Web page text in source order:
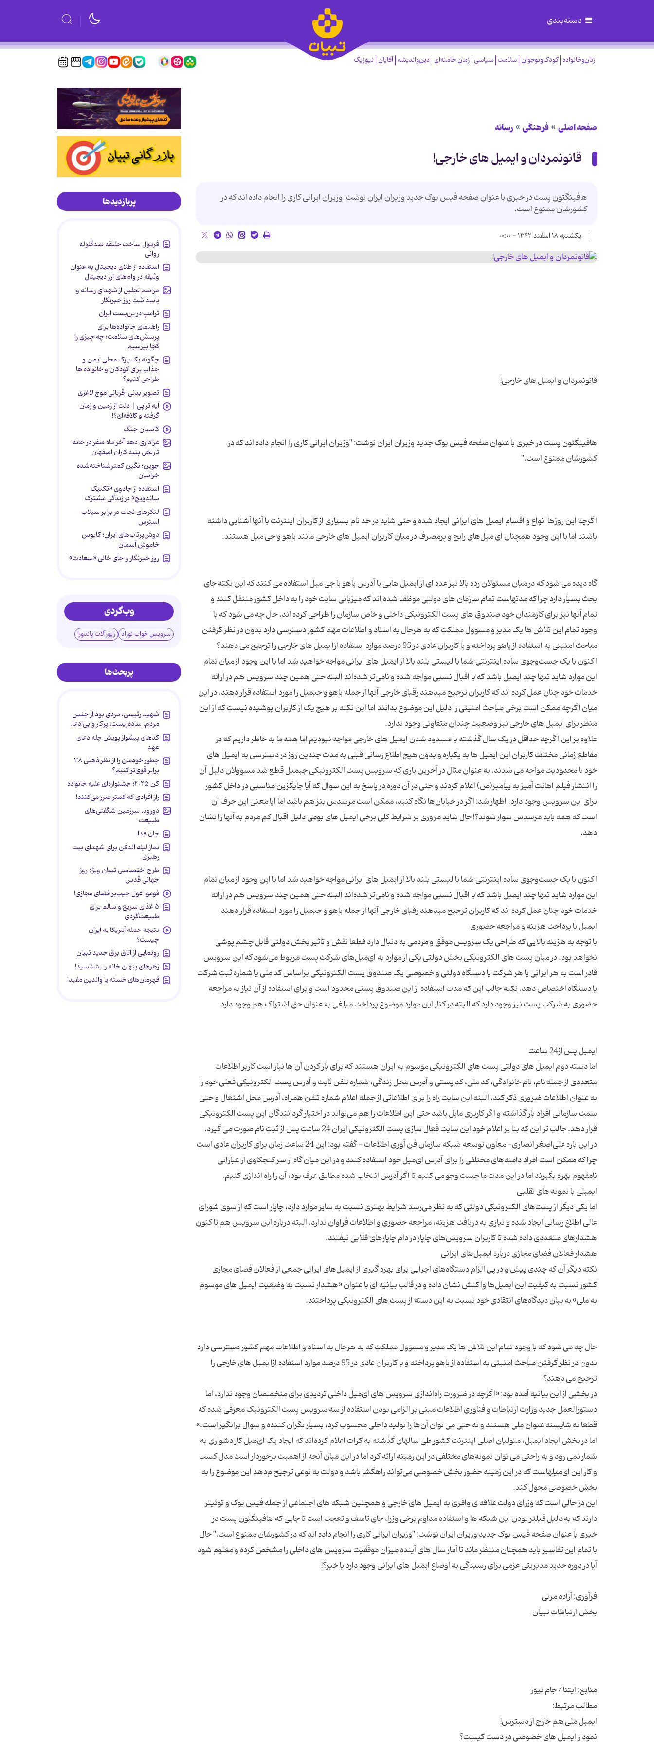
دسته‌بندی
زنان‌وخانواده کودک‌ونوجوان سلامت سیاسی زمان خامنه‌ای دین‌واندیشه آقایان نیوزیک
صفحه اصلی فرهنگی رسانه
قانونمردان و ایمیل های خارجی!
هافینگتون پست در خبری با عنوان صفحه فیس بوک جدید وزیران ایران نوشت: وزیران ایرانی کاری را انجام داده اند که در
کشورشان ممنوع است.
یکشنبه ۱۸ اسفند ۱۳۹۲ - ۰۰:۰۰
هافینگتون پست در خبری با عنوان صفحه فیس بوک جدید وزیران ایران نوشت: "وزیران ایرانی کاری را انجام داده اند که در
اگرچه این روزها انواع و اقسام ایمیل های ایرانی ایجاد شده و حتی شاید در حد نام بسیاری از کاربران اینترنت با آنها آشنایی داشته
گاه دیده می شود که در میان مسئولان رده بالا نیز عده ‌ای از ایمیل‌ هایی با آدرس یاهو یا جی ‌میل استفاده می‌ کنند که این نکته جای
بحث بسیار دارد چراکه مدتهاست تمام سازمان های دولتی موظف شده‌ اند که میزبانی سایت خود را به داخل کشور منتقل کنند و
تمام آنها نیز برای کارمندان خود صندوق‌ های پست الکترونیکی داخلی و خاص سازمان را طراحی کرده ‌اند. حال چه می ‌شود که با
وجود تمام این تلاش ‌ها یک مدیر و مسوول مملکت که به هرحال به اسناد و اطلاعات مهم کشور دسترسی دارد بدون در نظر گرفتن
اکنون با یک جست‌وجوی ساده اینترنتی شما با لیستی بلند بالا از ایمیل های ایرانی مواجه خواهید شد اما با این وجود از میان تمام
این موارد شاید تنها چند ایمیل باشد که با اقبال نسبی مواجه شده و نامی‌تر شده‌اند البته حتی همین چند سرویس هم در ارائه
خدمات خود چنان عمل کرده اند که کاربران ترجیح میدهند رقبای خارجی آنها از جمله یاهو و جیمیل را مورد استفاده قرار دهند. در این
میان اگرچه ممکن است برخی مباحث امنیتی را دلیل این موضوع بدانند اما این نکته بر هیچ یک از کاربران پوشیده نیست که از این
علاوه بر این اگرچه حداقل در یک سال گذشته با مسدود شدن ایمیل های خارجی مواجه نبودیم اما همه ما به خاطر داریم که در
مقاطع زمانی مختلف کاربران این ایمیل ها به یکباره و بدون هیچ اطلاع رسانی قبلی به مدت چندین روز در دسترسی به ایمیل های
خود با محدودیت مواجه می شدند. به عنوان مثال در آخرین باری که سرویس پست الکترونیکی جیمیل قطع شد مسوولان دلیل آن
را انتشار فیلم اهانت آمیز به پیامبر(ص) اعلام کردند و حتی در آن دوره در پاسخ به این سوال که آیا جایگزین مناسبی در داخل کشور
برای این سرویس وجود دارد، اظهار شد: اگر در خیابان‌ها نگاه کنید، ممکن است مرسدس بنز هم باشد اما آیا معنی این حرف آن
است که همه باید مرسدس سوار شوند؟! حال شاید مروری بر شرایط کلی برخی ایمیل های بومی دلیل اقبال کم مردم به آنها را نشان
اکنون با یک جست‌وجوی ساده اینترنتی شما با لیستی بلند بالا از ایمیل های ایرانی مواجه خواهید شد اما با این وجود از میان تمام
این موارد شاید تنها چند ایمیل باشد که با اقبال نسبی مواجه شده و نامی‌تر شده‌اند البته حتی همین چند سرویس هم در ارائه
با توجه به هزینه بالایی که طراحی یک سرویس موفق و مردمی به دنبال دارد قطعا نقش و تاثیر بخش دولتی قابل چشم پوشی
نخواهد بود. در میان پست ‌های الکترونیکی بخش دولتی یکی از موارد به ای‌میل‌های شرکت پست مربوط می‌شود که این سرویس
قادر است به هر ایرانی یا هر شرکت یا دستگاه دولتی و خصوصی یک صندوق پست الکترونیکی براساس کد ملی یا شماره ثبت شرکت
یا دستگاه اختصاص دهد. نکته جالب ‌این که مدت استفاده از این صندوق پستی محدود است و برای استفاده از آن نیاز به مراجعه
اما دسته دوم ایمیل‌ های دولتی پست‌ های الکترونیکی موسوم به ایران هستند که برای باز کردن آن ‌ها نیاز است کاربر اطلاعات
متعددی از جمله نام، نام خانوادگی، کد ملی، کد پستی و آدرس محل زندگی، شماره تلفن ثابت و آدرس پست الکترونیکی فعلی خود را
به عنوان اطلاعات ضروری ذکر کند. البته این سایت راه را برای اطلاعاتی از جمله اعلام شماره تلفن همراه، آدرس محل اشتغال و حتی
سمت سازمانی افراد باز گذاشته و اگر کاربری مایل باشد حتی این اطلاعات را هم می‌تواند در اختیار گردانندگان این پست الکترونیکی
در این باره علی‌اصغر انصاری- معاون توسعه شبکه سازمان فن‌ آوری اطلاعات - گفته بود: این 24 ساعت زمان برای کاربران عادی است
چرا که ممکن است افراد دامنه‌های مختلفی را برای آدرس ای‌میل خود استفاده کنند و در این میان گاه از سر کنجکاوی از عباراتی
اما یکی دیگر از پست‌های الکترونیکی دولتی که به نظر می‌رسد شرایط بهتری نسبت به سایر موارد دارد، چاپار است که از سوی شورای
عالی اطلاع ‌رسانی ایجاد شده و نیازی به دریافت هزینه، مراجعه حضوری و اطلاعات فراوان ندارد. البته درباره این سرویس هم تا کنون
نکته دیگر آن که چندی پیش و در پی الزام دستگاه‌های اجرایی برای بهره ‌گیری از ایمیل‌های ایرانی جمعی از فعالان فضای مجازی
کشور نسبت به کیفیت این ایمیل‌ها واکنش نشان داده و در قالب بیانیه‌ ای با عنوان «هشدار نسبت به وضعیت ایمیل های موسوم
حال چه می ‌شود که با وجود تمام این تلاش ‌ها یک مدیر و مسوول مملکت که به هرحال به اسناد و اطلاعات مهم کشور دسترسی دارد
بدون در نظر گرفتن مباحث امنیتی به استفاده از یاهو پرداخته و یا کاربران عادی در 95 درصد موارد استفاده ازا یمیل ‌های خارجی را
در بخشی از این بیانیه آمده بود: «اگرچه در ضرورت راه‌اندازی سرویس ‌های ای‌میل داخلی تردیدی برای متخصصان وجود ندارد، اما
دستورالعمل جدید وزارت ارتباطات و فناوری اطلاعات مبنی بر الزامی بودن استفاده از سه سرویس پست الکترونیک معرفی شده که
قطعا نه شایسته عنوان ملی هستند و نه حتی می ‌توان آن‌ها را تولید داخلی محسوب کرد، بسیار نگران ‌کننده و سوال ‌برانگیز است.»
اما در بخش ایجاد ایمیل، متولیان اصلی اینترنت کشور طی سالهای گذشته به کرات اعلام کرده‌اند که ایجاد یک ای‌میل کار دشواری به
شمار نمی ‌رود و به راحتی می توان نمونه‌های مختلفی در این زمینه ارائه کرد اما در این میان آنچه از اهمیت برخوردار است مدل کسب
و کار این ای‌میلهاست که در این زمینه حضور بخش خصوصی می‌تواند راهگشا باشد و دولت به نوعی ترجیح م‌دهد این موضوع را به
این در حالی است که وزرای دولت علاقه ی وافری به ایمیل های خارجی و همچنین شبکه های اجتماعی از جمله فیس بوک و توئیتر
دارند که به دلیل فیلتر بودن این شبکه ها و استفاده مداوم برخی وزرا، جای تاسف و تعجب است تا جایی که هافینگتون پست در
خبری با عنوان صفحه فیس بوک جدید وزیران ایران نوشت: "وزیران ایرانی کاری را انجام داده اند که در کشورشان ممنوع است." حال
با تمام این تفاسیر باید همچنان منتظر ماند تا آمار سال های آینده میزان موفقیت سرویس های داخلی را مشخص کرده و معلوم شود
پربازدیدها
فرمول ساخت جلیقه ضدگلوله
روانی
استفاده از طلای دیجیتال به عنوان
وثیقه در وام‌های ارز دیجیتال
مراسم تجلیل از شهدای رسانه و
پاسداشت روز خبرنگار
ترامپ در بن‌بست ایران
راهنمای خانواده‌ها برای
پرسش‌های سلامت؛ چه چیزی را
کجا بپرسیم
چگونه یک پارک محلی ایمن و
جذاب برای کودکان و خانواده ها
طراحی کنیم؟
تصویر بدنی؛ قربانی موج لاغری
آیه تراپی | دلت از زمین و زمان
گرفته و کلافه‌ای؟!
کاسبان جنگ
عزاداری دهه آخر ماه صفر در خانه
تاریخی پنبه کاران اصفهان
جوین؛ نگین کمترشناخته‌شده
خراسان
استفاده از جادوی «تکنیک
ساندویچ» در زندگی مشترک
لنگرهای نجات در برابر سیلاب
استرس
دوش‌پرتاب‌های ایران؛ کابوس
خاموش آسمان
روز خبرنگار و جای خالی «سعادت»
وب‌گردی
سرویس خواب نوزاد زیورآلات پاندورا
پربحث‌ها
شهید رئیسی، مردی بود از جنس
مردم، ساده‌زیست، پرکار و بی‌ادعا.
کدهای پیشواز پویش چله دعای
عهد
چطور خودمان را از نظر ذهنی ۳۸
برابر قوی‌تر کنیم؟
کن ۲۰۲۵؛ جشنواره‌ای علیه خانواده
راز افرادی که کمتر ضرر می‌کنند!
دورود، سرزمین شگفتی‌های
طبیعت
جان فدا
نماز لیله الدفن برای شهدای بیت
رهبری
طرح اختصاصی تبیان ویژه روز
جهانی قدس
فومو؛ غول جیب‌بر فضای مجازی!
۵ غذای سریع و سالم برای
طبیعت‌گردی
نتیجه حمله آمریکا به ایران
چیست؟
رونمایی از اتاق برق جدید تبیان
زهرهای پنهان خانه را بشناسید!
قهرمان‌های خسته یا والدین مفید!